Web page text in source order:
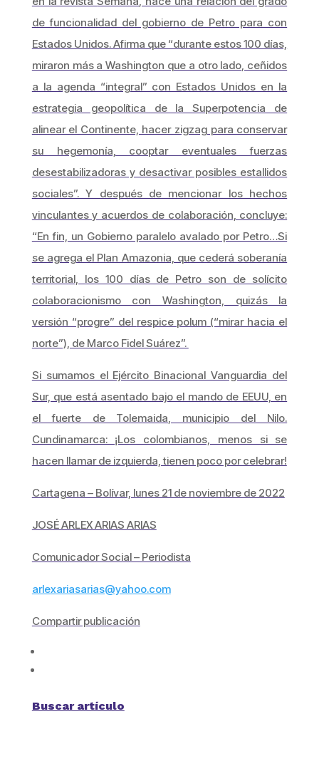
de funcionalidad del gobierno de Petro para con
Estados Unidos. Afirma que “durante estos 100 días,
miraron más a Washington que a otro lado, ceñidos
a la agenda “integral” con Estados Unidos en la
estrategia geopolítica de la Superpotencia de
alinear el Continente, hacer zigzag para conservar
su hegemonía, cooptar eventuales fuerzas
desestabilizadoras y desactivar posibles estallidos
sociales”. Y después de mencionar los hechos
vinculantes y acuerdos de colaboración, concluye:
“En fin, un Gobierno paralelo avalado por Petro…Si
se agrega el Plan Amazonia, que cederá soberanía
territorial, los 100 días de Petro son de solícito
colaboracionismo con Washington, quizás la
versión “progre” del respice polum (“mirar hacia el
norte”), de Marco Fidel Suárez”.
Si sumamos el Ejército Binacional Vanguardia del
Sur, que está asentado bajo el mando de EEUU, en
el fuerte de Tolemaida, municipio del Nilo.
Cundinamarca: ¡Los colombianos, menos si se
hacen llamar de izquierda, tienen poco por celebrar!
Cartagena – Bolívar, lunes 21 de noviembre de 2022
JOSÉ ARLEX ARIAS ARIAS
Comunicador Social – Periodista
arlexariasarias@yahoo.com
Compartir publicación
Buscar artículo